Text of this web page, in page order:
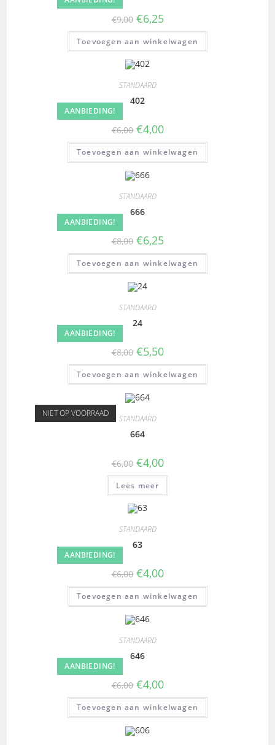
€9,00 €6,25
Toevoegen aan winkelwagen
AANBIEDING!
STANDAARD
402
€6,00 €4,00
Toevoegen aan winkelwagen
AANBIEDING!
STANDAARD
666
€8,00 €6,25
Toevoegen aan winkelwagen
AANBIEDING!
STANDAARD
24
€8,00 €5,50
Toevoegen aan winkelwagen
NIET OP VOORRAAD STANDAARD
664
€6,00 €4,00
Lees meer
AANBIEDING!
STANDAARD
63
€6,00 €4,00
Toevoegen aan winkelwagen
AANBIEDING!
STANDAARD
646
€6,00 €4,00
Toevoegen aan winkelwagen